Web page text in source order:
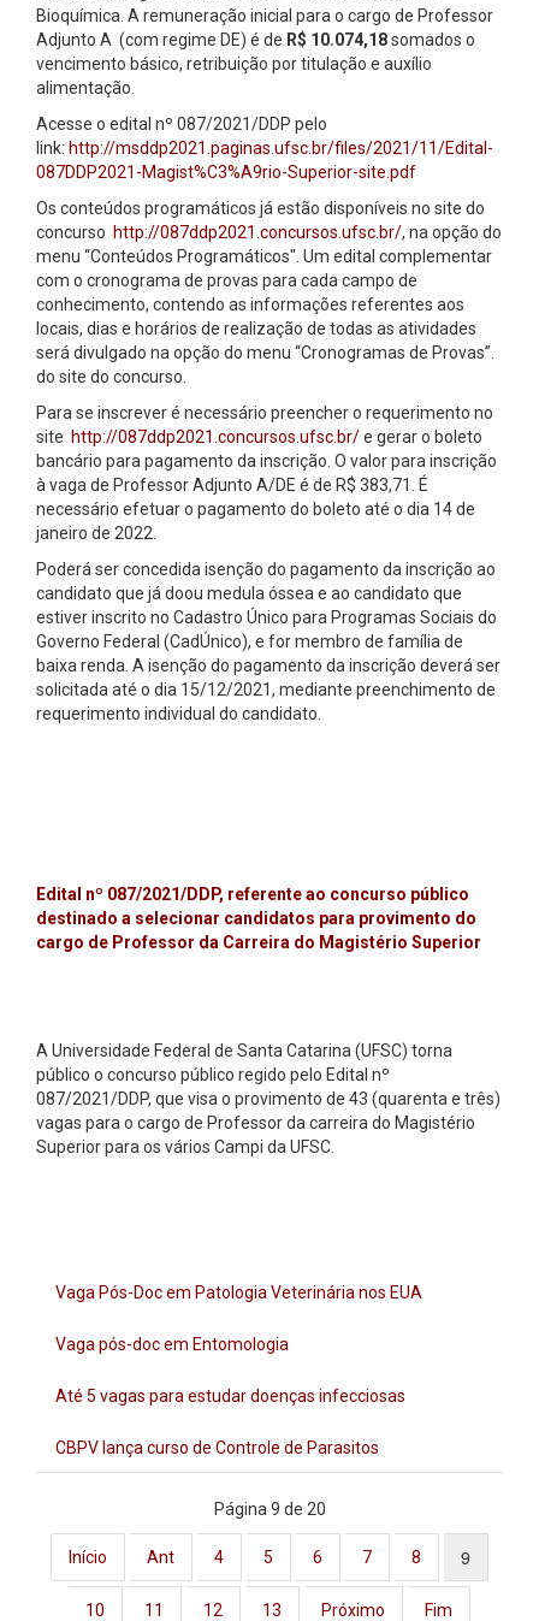
Bioquímica. A remuneração inicial para o cargo de Professor
Adjunto A (com regime DE) é de R$ 10.074,18somados o
vencimento básico, retribuição por titulação e auxílio
alimentação.
Acesse o edital nº 087/2021/DDP pelo
link: http://msddp2021.paginas.ufsc.br/files/2021/11/Edital-
087DDP2021-Magist%C3%A9rio-Superior-site.pdf
Os conteúdos programáticos já estão disponíveis no site do
concurso http://087ddp2021.concursos.ufsc.br/, na opção do
menu “Conteúdos Programáticos". Um edital complementar
com o cronograma de provas para cada campo de
conhecimento, contendo as informações referentes aos
locais, dias e horários de realização de todas as atividades
será divulgado na opção do menu “Cronogramas de Provas”.
do site do concurso.
Para se inscrever é necessário preencher o requerimento no
site http://087ddp2021.concursos.ufsc.br/e gerar o boleto
bancário para pagamento da inscrição. O valor para inscrição
à vaga de Professor Adjunto A/DE é de R$ 383,71. É
necessário efetuar o pagamento do boleto até o dia 14 de
janeiro de 2022.
Poderá ser concedida isenção do pagamento da inscrição ao
candidato que já doou medula óssea e ao candidato que
estiver inscrito no Cadastro Único para Programas Sociais do
Governo Federal (CadÚnico), e for membro de família de
baixa renda. A isenção do pagamento da inscrição deverá ser
solicitada até o dia 15/12/2021, mediante preenchimento de
requerimento individual do candidato.
Edital nº 087/2021/DDP, referente ao concurso público
destinado a selecionar candidatos para provimento do
cargo de Professor da Carreira do Magistério Superior
A Universidade Federal de Santa Catarina (UFSC) torna
público o concurso público regido pelo Edital nº
087/2021/DDP, que visa o provimento de 43 (quarenta e três)
vagas para o cargo de Professor da carreira do Magistério
Superior para os vários Campi da UFSC.
Vaga Pós-Doc em Patologia Veterinária nos EUA
Vaga pós-doc em Entomologia
Até 5 vagas para estudar doenças infecciosas
CBPV lança curso de Controle de Parasitos
Página 9 de 20
Início Ant 4 5 6 7 8 9
10 11 12 13 Próximo Fim